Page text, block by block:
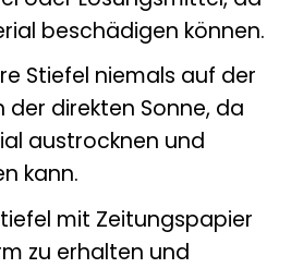
beschädigen können.
Stiefel niemals auf der
der direkten Sonne, da
austrocknen und
kann.
mit Zeitungspapier
zu erhalten und